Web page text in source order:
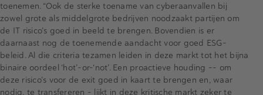
toenemen. “Ook de sterke toename van cyberaanvallen bij
zowel grote als middelgrote bedrijven noodzaakt partijen om
de IT risico’s goed in beeld te brengen. Bovendien is er
daarnaast nog de toenemende aandacht voor goed ESG-
beleid. Al die criteria tezamen leiden in deze markt tot het bijna
binaire oordeel ‘hot’-or-‘not’. Een proactieve houding -- om
deze risico’s voor de exit goed in kaart te brengen en, waar
nodig, te transfereren – lijkt in deze kritische markt zeker te